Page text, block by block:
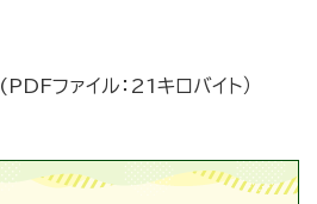
(PDFファイル：21キロバイト）